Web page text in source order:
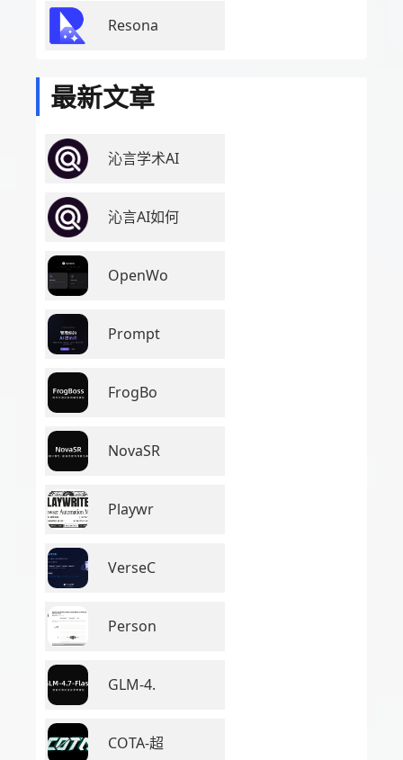
Resona
最新文章
沁言学术AI
沁言AI如何
OpenWo
Prompt
FrogBo
NovaSR
Playwr
VerseC
Person
GLM-4.
COTA-超